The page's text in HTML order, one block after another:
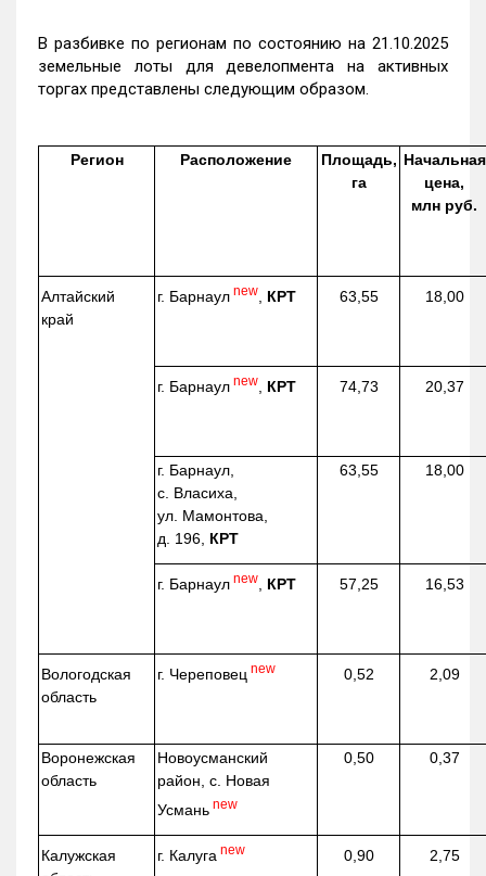
В разбивке по регионам по состоянию на 21.10.2025
земельные лоты для девелопмента на активных
торгах представлены следующим образом.
Регион Расположение
Площадь,
га
Начальная
цена,
млн руб.
Алтайский
край
г. Барнаул new КРТ 63,55 18,00
г. Барнаул new КРТ 74,73 20,37
г. Барнаул,
с. Власиха,
ул. Мамонтова,
д. 196, КРТ
63,55 18,00
г. Барнаул new КРТ 57,25 16,53
Вологодская
область
г. Череповец new 0,52 2,09
Воронежская
область
Новоусманский
район, с. Новая
Усмань new
0,50 0,37
Калужская
г. Калуга new 0,90 2,75